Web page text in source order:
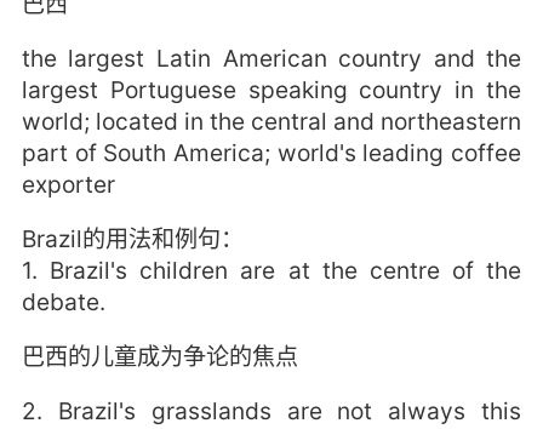
the largest Latin American country and the
largest Portuguese speaking country in the
world; located in the central and northeastern
part of South America; world's leading coffee
exporter
Brazil的用法和例句：
1. Brazil's children are at the centre of the
debate.
巴西的儿童成为争论的焦点
2. Brazil's grasslands are not always this